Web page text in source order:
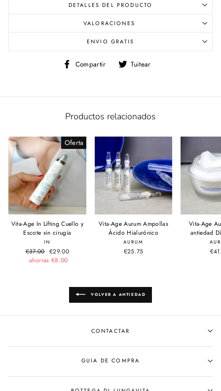
DETALLES DEL PRODUCTO
VALORACIONES
ENVIO GRATIS
Compartir
Compartir
Tuitear
Productos relacionados
Oferta
Vita-Age In Lifting Cuello y
Escote sin cirugía
IN
Precio
habitual
€37.00 Precio
de
€29.00
ahorras €8.00
Vita-Age Aurum Ampollas
Ácido Hialurónico
AURUM
€25.75
Vita-Age
antiedad
VOLVER A ANTIEDAD
CONTACTAR
GUIA DE COMPRA